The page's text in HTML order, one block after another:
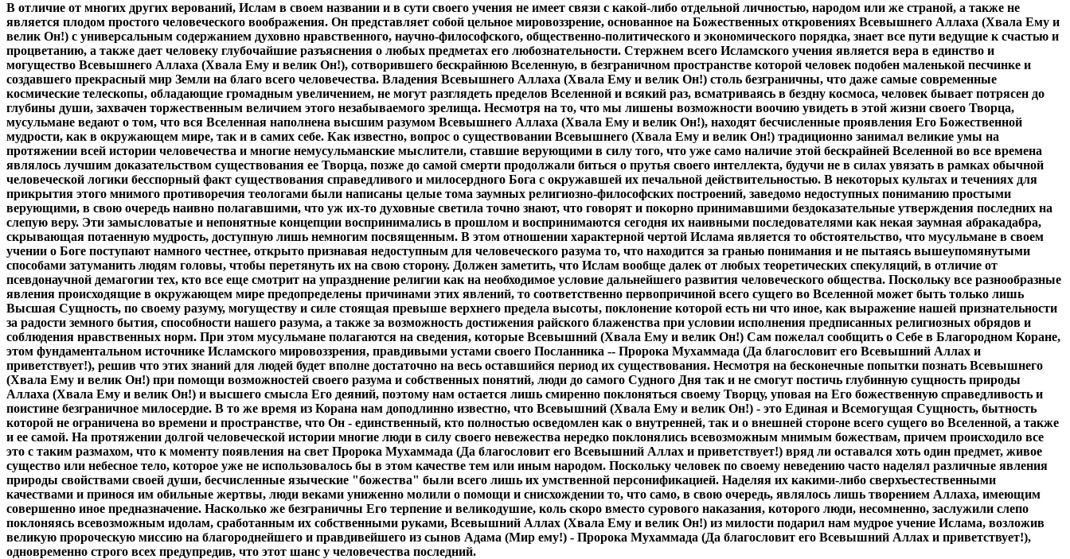
В отличие от многих других верований, Ислам в своем названии и в сути своего учения не имеет связи с какой-либо отдельной личностью, народом или же страной, а также не
является плодом простого человеческого воображения. Он представляет собой цельное мировоззрение, основанное на Божественных откровениях Всевышнего Аллаха (Хвала Ему и
велик Он!) с универсальным содержанием духовно нравственного, научно-философского, общественно-политического и экономического порядка, знает все пути ведущие к счастью и
процветанию, а также дает человеку глубочайшие разъяснения о любых предметах его любознательности. Стержнем всего Исламского учения является вера в единство и
могущество Всевышнего Аллаха (Хвала Ему и велик Он!), сотворившего бескрайнюю Вселенную, в безграничном пространстве которой человек подобен маленькой песчинке и
создавшего прекрасный мир Земли на благо всего человечества. Владения Всевышнего Аллаха (Хвала Ему и велик Он!) столь безграничны, что даже самые современные
космические телескопы, обладающие громадным увеличением, не могут разглядеть пределов Вселенной и всякий раз, всматриваясь в бездну космоса, человек бывает потрясен до
глубины души, захвачен торжественным величием этого незабываемого зрелища. Несмотря на то, что мы лишены возможности воочию увидеть в этой жизни своего Творца,
мусульмане ведают о том, что вся Вселенная наполнена высшим разумом Всевышнего Аллаха (Хвала Ему и велик Он!), находят бесчисленные проявления Его Божественной
мудрости, как в окружающем мире, так и в самих себе. Как известно, вопрос о существовании Всевышнего (Хвала Ему и велик Он!) традиционно занимал великие умы на
протяжении всей истории человечества и многие немусульманские мыслители, ставшие верующими в силу того, что уже само наличие этой бескрайней Вселенной во все времена
являлось лучшим доказательством существования ее Творца, позже до самой смерти продолжали биться о прутья своего интеллекта, будучи не в силах увязать в рамках обычной
человеческой логики бесспорный факт существования справедливого и милосердного Бога с окружавшей их печальной действительностью. В некоторых культах и течениях для
прикрытия этого мнимого противоречия теологами были написаны целые тома заумных религиозно-философских построений, заведомо недоступных пониманию простыми
верующими, в свою очередь наивно полагавшими, что уж их-то духовные светила точно знают, что говорят и покорно принимавшими бездоказательные утверждения последних на
слепую веру. Эти замысловатые и непонятные концепции воспринимались в прошлом и воспринимаются сегодня их наивными последователями как некая заумная абракадабра,
скрывающая потаенную мудрость, доступную лишь немногим посвященным. В этом отношении характерной чертой Ислама является то обстоятельство, что мусульмане в своем
учении о Боге поступают намного честнее, открыто признавая недоступным для человеческого разума то, что находится за гранью понимания и не пытаясь вышеупомянутыми
способами затуманить людям головы, чтобы перетянуть их на свою сторону. Должен заметить, что Ислам вообще далек от любых теоретических спекуляций, в отличие от
псевдонаучной демагогии тех, кто все еще смотрит на упразднение религии как на необходимое условие дальнейшего развития человеческого общества. Поскольку все разнообразные
явления происходящие в окружающем мире предопределены причинами этих явлений, то соответственно первопричиной всего сущего во Вселенной может быть только лишь
Высшая Сущность, по своему разуму, могуществу и силе стоящая превыше верхнего предела высоты, поклонение которой есть ни что иное, как выражение нашей признательности
за радости земного бытия, способности нашего разума, а также за возможность достижения райского блаженства при условии исполнения предписанных религиозных обрядов и
соблюдения нравственных норм. При этом мусульмане полагаются на сведения, которые Всевышний (Хвала Ему и велик Он!) Сам пожелал сообщить о Себе в Благородном Коране,
этом фундаментальном источнике Исламского мировоззрения, правдивыми устами своего Посланника -- Пророка Мухаммада (Да благословит его Всевышний Аллах и
приветствует!), решив что этих знаний для людей будет вполне достаточно на весь оставшийся период их существования. Несмотря на бесконечные попытки познать Всевышнего
(Хвала Ему и велик Он!) при помощи возможностей своего разума и собственных понятий, люди до самого Судного Дня так и не смогут постичь глубинную сущность природы
Аллаха (Хвала Ему и велик Он!) и высшего смысла Его деяний, поэтому нам остается лишь смиренно поклоняться своему Творцу, уповая на Его божественную справедливость и
поистине безграничное милосердие. В то же время из Корана нам доподлинно известно, что Всевышний (Хвала Ему и велик Он!) - это Единая и Всемогущая Сущность, бытность
которой не ограничена во времени и пространстве, что Он - единственный, кто полностью осведомлен как о внутренней, так и о внешней стороне всего сущего во Вселенной, а также
и ее самой. На протяжении долгой человеческой истории многие люди в силу своего невежества нередко поклонялись всевозможным мнимым божествам, причем происходило все
это с таким размахом, что к моменту появления на свет Пророка Мухаммада (Да благословит его Всевышний Аллах и приветствует!) вряд ли оставался хоть один предмет, живое
существо или небесное тело, которое уже не использовалось бы в этом качестве тем или иным народом. Поскольку человек по своему неведению часто наделял различные явления
природы свойствами своей души, бесчисленные языческие "божества" были всего лишь их умственной персонификацией. Наделяя их какими-либо сверхъестественными
качествами и принося им обильные жертвы, люди веками униженно молили о помощи и снисхождении то, что само, в свою очередь, являлось лишь творением Аллаха, имеющим
совершенно иное предназначение. Насколько же безграничны Его терпение и великодушие, коль скоро вместо сурового наказания, которого люди, несомненно, заслужили слепо
поклоняясь всевозможным идолам, сработанным их собственными руками, Всевышний Аллах (Хвала Ему и велик Он!) из милости подарил нам мудрое учение Ислама, возложив
великую пророческую миссию на благороднейшего и правдивейшего из сынов Адама (Мир ему!) - Пророка Мухаммада (Да благословит его Всевышний Аллах и приветствует!),
одновременно строго всех предупредив, что этот шанс у человечества последний.